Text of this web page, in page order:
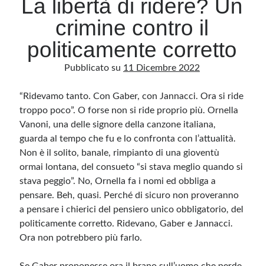
Archivio
Archivi
Categorie
Categorie
Questo blog non rappresenta una testata giornalistica, in quanto viene aggiornato
senza alcuna periodicità. Non può pertanto considerarsi un prodotto editoriale ai
sensi della legge n· 62 del 7.03.2001. L’autore non è responsabile di quanto
pubblicato dai lettori nei commenti ai vari post. Saranno comunque cancellati quelli
ritenuti offensivi o lesivi dell’immagine o dell’onorabilità di terzi, di genere spam,
razzisti o che contengano dati personali non conformi al rispetto delle norme sulla
privacy. Alcune immagini inserite in questo blog sono tratte da Internet e, pertanto,
considerate di pubblico dominio. Qualora la loro pubblicazione violasse eventuali
immediatamente rimosse. L’autore del blog non è responsabile dei siti collegati
La libertà di ridere? Un
crimine contro il
politicamente corretto
Pubblicato su 11 Dicembre 2022
“Ridevamo tanto. Con Gaber, con Jannacci. Ora si ride
troppo poco”. O forse non si ride proprio più. Ornella
Vanoni, una delle signore della canzone italiana,
guarda al tempo che fu e lo confronta con l’attualità.
Non è il solito, banale, rimpianto di una gioventù
ormai lontana, del consueto “si stava meglio quando si
stava peggio”. No, Ornella fa i nomi ed obbliga a
pensare. Beh, quasi. Perché di sicuro non proveranno
a pensare i chierici del pensiero unico obbligatorio, del
politicamente corretto. Ridevano, Gaber e Jannacci.
Ora non potrebbero più farlo.